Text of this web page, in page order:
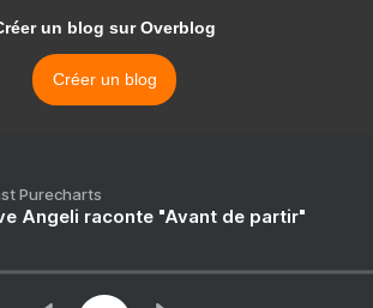
un blog sur Overblog
Créer un blog
Purecharts
Angeli raconte "Avant de partir"